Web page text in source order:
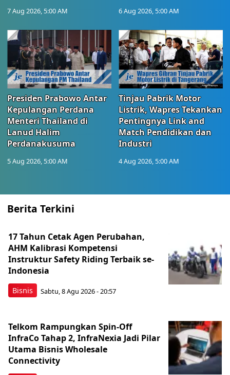
7 Aug 2026, 5:00 AM 6 Aug 2026, 5:00 AM
Presiden Prabowo Antar
Kepulangan Perdana
Menteri Thailand di
Lanud Halim
Perdanakusuma
5 Aug 2026, 5:00 AM
Tinjau Pabrik Motor
Listrik, Wapres Tekankan
Pentingnya Link and
Match Pendidikan dan
Industri
4 Aug 2026, 5:00 AM
Berita Terkini
Bisnis
17 Tahun Cetak Agen Perubahan,
AHM Kalibrasi Kompetensi
Instruktur Safety Riding Terbaik se-
Indonesia
Sabtu, 8 Agu 2026 - 20:57
Telkom Rampungkan Spin-Off
InfraCo Tahap 2, InfraNexia Jadi Pilar
Utama Bisnis Wholesale
Connectivity